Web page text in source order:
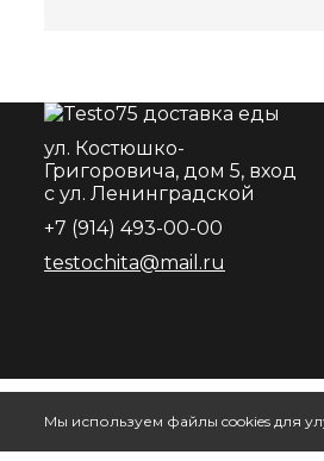
ул. Костюшко-
Григоровича, дом 5, вход
с ул. Ленинградской
+7 (914) 493-00-00
testochita@mail.ru
Мы используем файлы cookies для